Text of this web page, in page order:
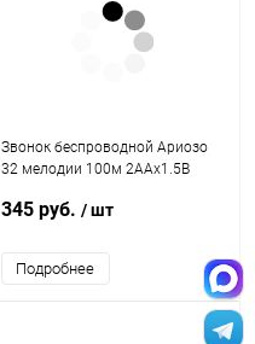
Звонок беспроводной Ариозо
32 мелодии 100м 2AAх1.5В
345 руб. / шт
Подробнее